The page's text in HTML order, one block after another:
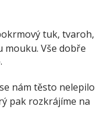
tuk, tvaroh,
Vše dobře
nám těsto nelepilo
pak rozkrájíme na